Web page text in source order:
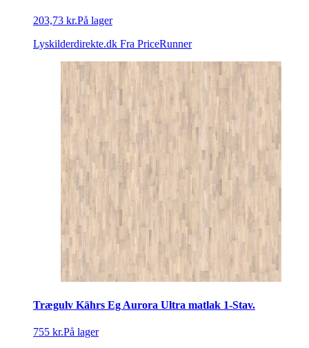
203,73 kr.På lager
Lyskilderdirekte.dk Fra PriceRunner
Trægulv Kährs Eg Aurora Ultra matlak 1-Stav.
755 kr.På lager